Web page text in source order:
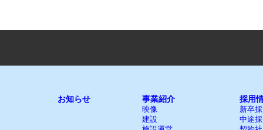
お知らせ 事業紹介
映像
建設
採用
新卒
中途